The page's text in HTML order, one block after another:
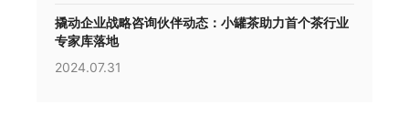
撬动企业战略咨询伙伴动态：小罐茶助力首个茶行业
专家库落地
2024.07.31